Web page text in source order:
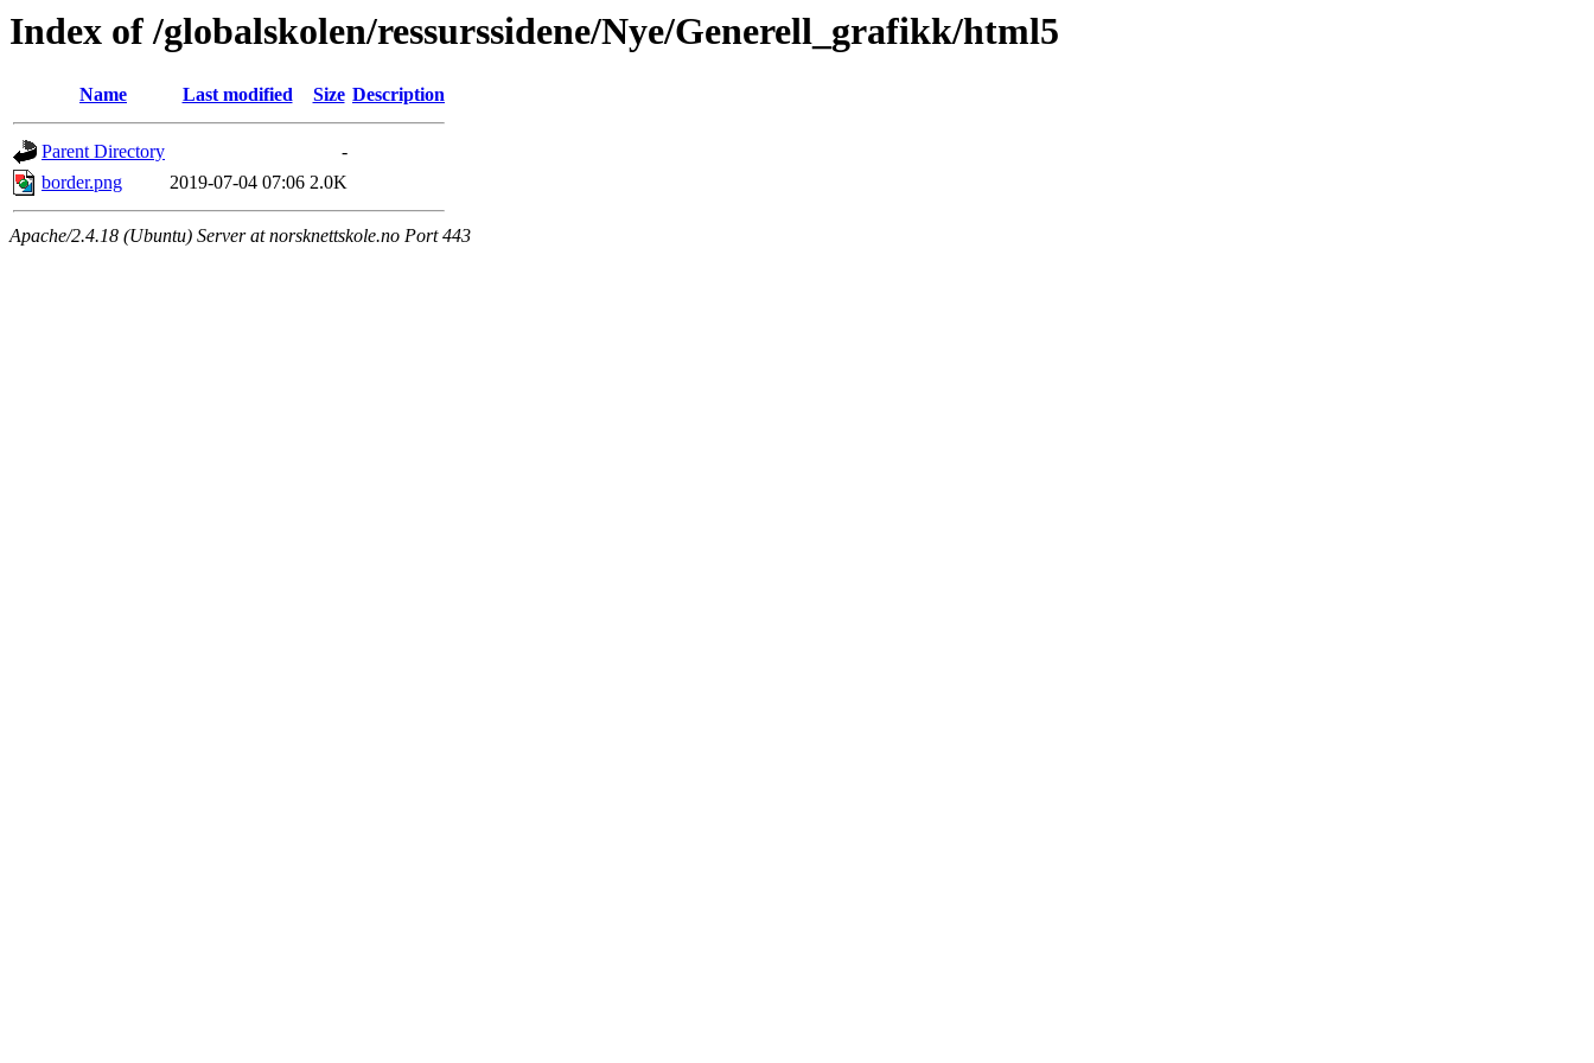
Index of /globalskolen/ressurssidene/Nye/Generell_grafikk/html5
Name Last modified Size Description
Parent Directory
-
border.png
2019-07-04 07:06 2.0K
Apache/2.4.18 (Ubuntu) Server at norsknettskole.no Port 443